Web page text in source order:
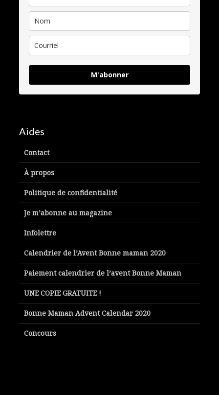
M'abonner
Aides
Contact
À propos
Politique de confidentialité
Je m’abonne au magazine
Infolettre
Calendrier de l’Avent Bonne maman 2020
Paiement calendrier de l’avent Bonne Maman
UNE COPIE GRATUITE !
Bonne Maman Advent Calendar 2020
Concours